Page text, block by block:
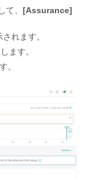
て、 [Assurance]
れます。
ます。
。